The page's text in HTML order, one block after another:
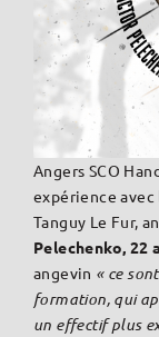
Angers SCO
expérience avec
Tanguy Le Fur,
Pelechenko, 22
angevin « ce
formation, qui
un effectif plus